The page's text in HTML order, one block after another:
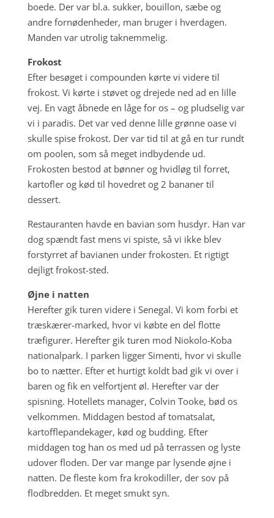
boede. Der var bl.a. sukker, bouillon, sæbe og
andre fornødenheder, man bruger i hverdagen.
Manden var utrolig taknemmelig.
Frokost
Efter besøget i compounden kørte vi videre til
frokost. Vi kørte i støvet og drejede ned ad en lille
vej. En vagt åbnede en låge for os – og pludselig var
vi i paradis. Det var ved denne lille grønne oase vi
skulle spise frokost. Der var tid til at gå en tur rundt
om poolen, som så meget indbydende ud.
Frokosten bestod at bønner og hvidløg til forret,
kartofler og kød til hovedret og 2 bananer til
dessert.
Restauranten havde en bavian som husdyr. Han var
dog spændt fast mens vi spiste, så vi ikke blev
forstyrret af bavianen under frokosten. Et rigtigt
dejligt frokost-sted.
Øjne i natten
Herefter gik turen videre i Senegal. Vi kom forbi et
træskærer-marked, hvor vi købte en del flotte
træfigurer. Herefter gik turen mod Niokolo-Koba
nationalpark. I parken ligger Simenti, hvor vi skulle
bo to nætter. Efter et hurtigt koldt bad gik vi over i
baren og fik en velfortjent øl. Herefter var der
spisning. Hotellets manager, Colvin Tooke, bød os
velkommen. Middagen bestod af tomatsalat,
kartofflepandekager, kød og budding. Efter
middagen tog han os med ud på terrassen og lyste
udover floden. Der var mange par lysende øjne i
natten. De fleste kom fra krokodiller, der sov på
flodbredden. Et meget smukt syn.